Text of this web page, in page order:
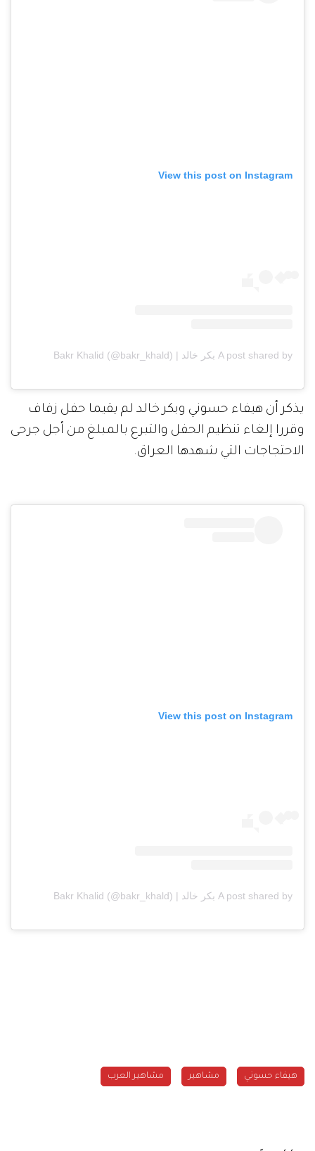
View this post on Instagram
A post shared by بكر خالد | Bakr Khalid (@bakr_khald)
يذكر أن هيفاء حسوني وبكر خالد لم يقيما حفل زفاف
وقررا إلغاء تنظيم الحفل والتبرع بالمبلغ من أجل جرحى
الاحتجاجات التي شهدها العراق.
View this post on Instagram
A post shared by بكر خالد | Bakr Khalid (@bakr_khald)
هيفاء حسوني مشاهير مشاهير العرب